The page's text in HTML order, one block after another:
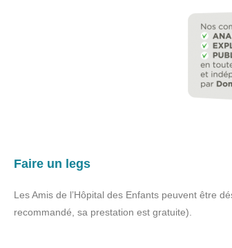
Faire un legs
Les Amis de l’Hôpital des Enfants peuvent être
recommandé, sa prestation est gratuite).